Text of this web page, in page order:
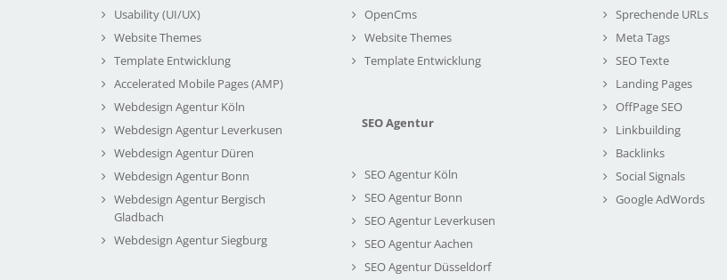
Usability (UI/UX)
Website Themes
Template Entwicklung
Accelerated Mobile Pages (AMP)
Webdesign Agentur Köln
Webdesign Agentur Leverkusen
Webdesign Agentur Düren
Webdesign Agentur Bonn
Webdesign Agentur Bergisch
Gladbach
Webdesign Agentur Siegburg
OpenCms
Website Themes
Template Entwicklung
SEO Agentur
SEO Agentur Köln
SEO Agentur Bonn
SEO Agentur Leverkusen
SEO Agentur Aachen
SEO Agentur Düsseldorf
Sprechende URLs
Meta Tags
SEO Texte
Landing Pages
OffPage SEO
Linkbuilding
Backlinks
Social Signals
Google AdWords